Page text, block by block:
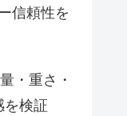
信頼性を
・重さ・
を検証